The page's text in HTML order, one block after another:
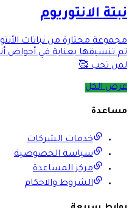
نبتة الانتوريوم
مجموعة مختارة من نباتات
تم تنسيقها بعناية في أحواض
لمن تحب 🥰
عرض الكل
مساعدة
خدمات الشركات
سياسة الخصوصية
مركز المساعدة
الشروط والاحكام